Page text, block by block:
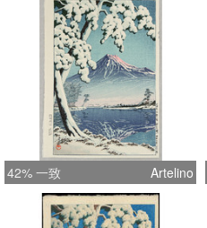
42% 一致 Artelino